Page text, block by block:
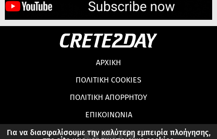
Για να διασφαλίσουμε την καλύτερη εμπειρία πλοήγησης,
ΑΡΧΙΚΗ
ΠΟΛΙΤΙΚΗ COOKIES
ΠΟΛΙΤΙΚΗ ΑΠΟΡΡΗΤΟΥ
ΕΠΙΚΟΙΝΩΝΙΑ